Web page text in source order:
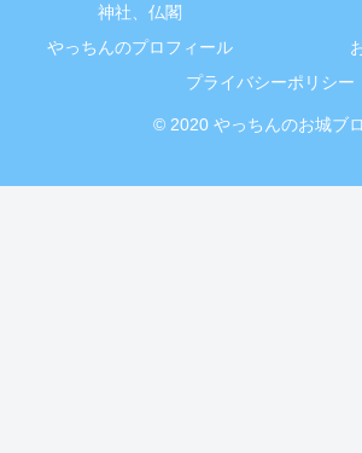
神社、仏閣
やっちんのプロフィール
プライバシーポリシー
© 2020 やっちんのお城ブ